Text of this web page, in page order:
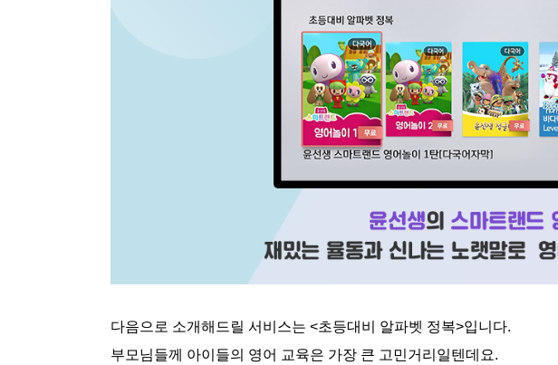
다음으로 소개해드릴 서비스는 <초등대비 알파벳 정복>입니다.
부모님들께 아이들의 영어 교육은 가장 큰 고민거리일텐데요.